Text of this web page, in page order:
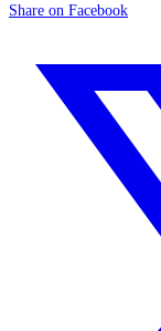
Share on Facebook